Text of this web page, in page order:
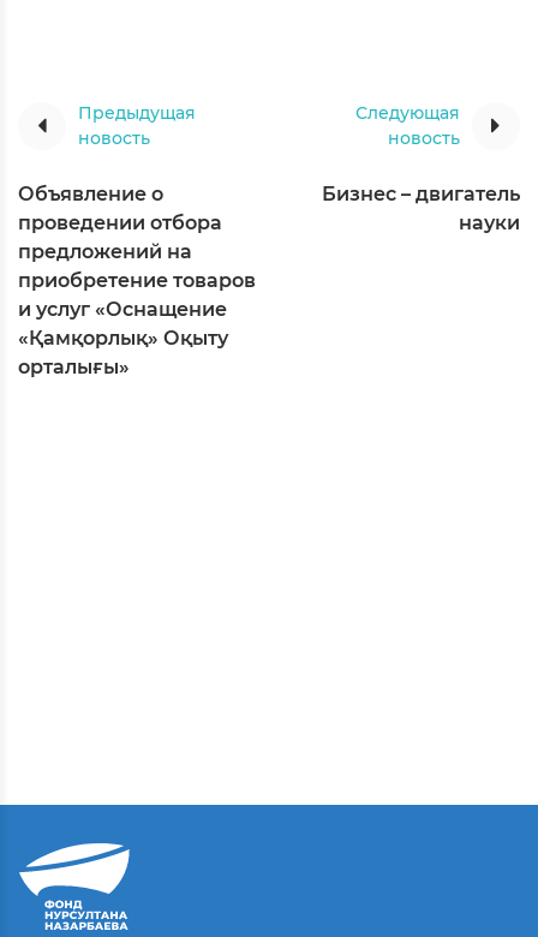
Предыдущая
новость
Объявление о
проведении отбора
предложений на
приобретение товаров
и услуг «Оснащение
«Қамқорлық» Оқыту
орталығы»
Следующая
новость
Бизнес – двигатель
науки